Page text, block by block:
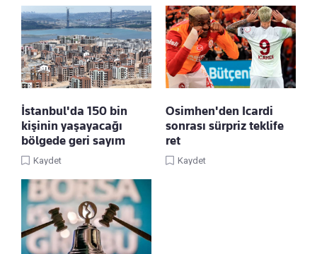
İstanbul'da 150 bin
kişinin yaşayacağı
bölgede geri sayım
Kaydet
Osimhen'den Icardi
sonrası sürpriz teklife
ret
Kaydet